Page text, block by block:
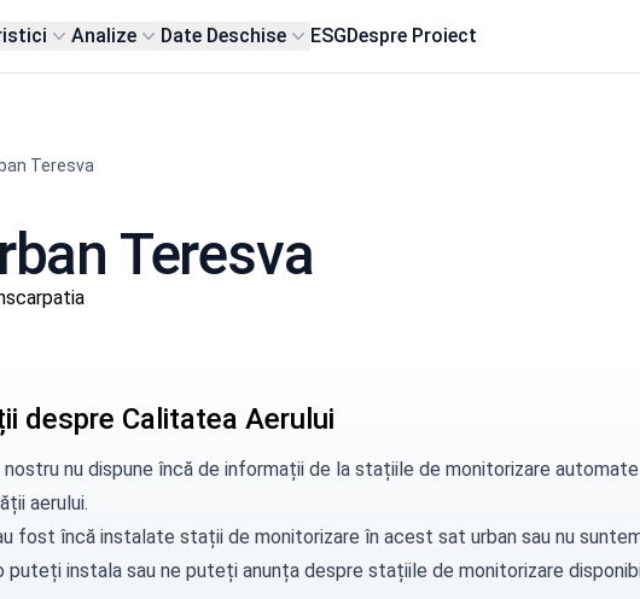
Analize Date Deschise ESGDespre Proiect
Teresva
Teresva
despre Calitatea Aerului
nu dispune încă de informații de la stațiile de monitorizare
aerului.
fost încă instalate stații de monitorizare în acest sat urban sau nu
puteți instala sau ne puteți anunțadespre stațiile de monitorizare